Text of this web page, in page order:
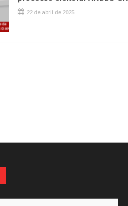
22 de abril de 2025